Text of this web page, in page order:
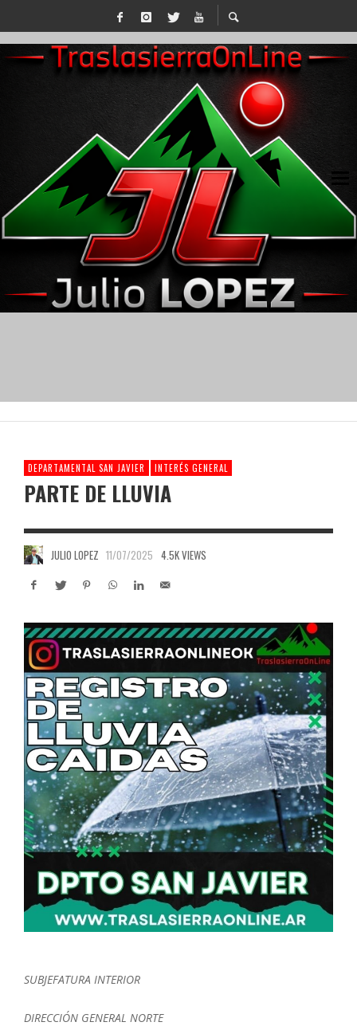
DEPARTAMENTAL SAN JAVIER INTERÉS GENERAL
PARTE DE LLUVIA
JULIO LOPEZ 11/07/2025 4.5K VIEWS
SUBJEFATURA INTERIOR
DIRECCIÓN GENERAL NORTE